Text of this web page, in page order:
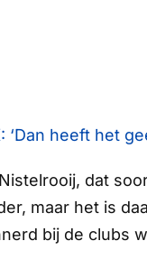
heeft het
dat
maar het is
bij de clubs